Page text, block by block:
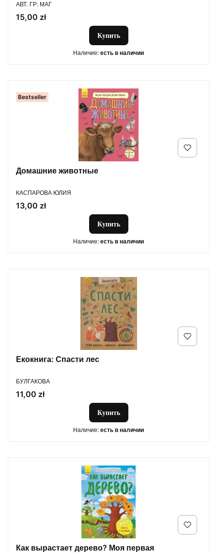
ПРОИЗВОДИТЕЛЬ
АВТ. ГР. МАГ
Цена
15,00 zł
Купить
Наличие: есть в наличии
Bestseller
Домашние животные
ПРОИЗВОДИТЕЛЬ
КАСПАРОВА ЮЛИЯ
Цена
13,00 zł
Купить
Наличие: есть в наличии
Екокнига: Спасти лес
ПРОИЗВОДИТЕЛЬ
БУЛГАКОВА
Цена
11,00 zł
Купить
Наличие: есть в наличии
Как вырастает дерево? Моя первая